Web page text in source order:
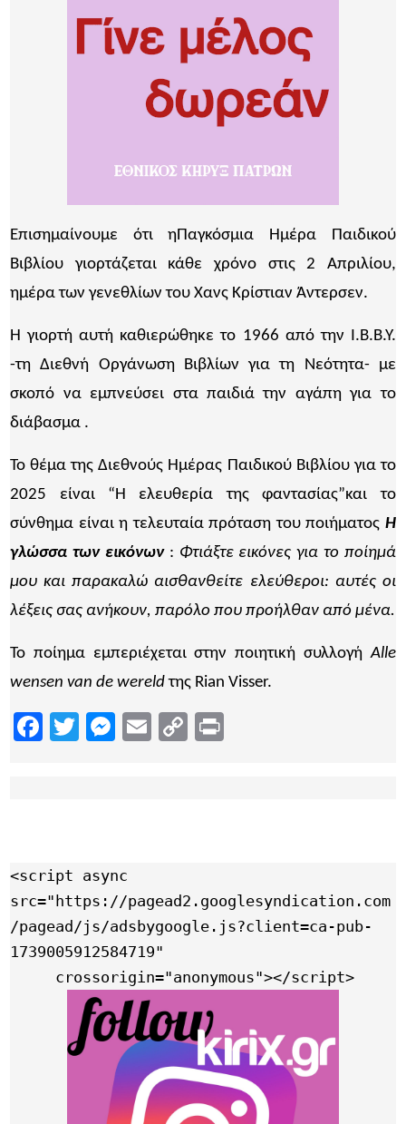
Επισημαίνουμε ότι ηΠαγκόσμια Ημέρα Παιδικού
Βιβλίου γιορτάζεται κάθε χρόνο στις 2 Απριλίου,
ημέρα των γενεθλίων του Χανς Κρίστιαν Άντερσεν.
Η γιορτή αυτή καθιερώθηκε το 1966 από την Ι.Β.Β.Υ.
-τη Διεθνή Οργάνωση Βιβλίων για τη Νεότητα- με
σκοπό να εμπνεύσει στα παιδιά την αγάπη για το
διάβασμα .
Το θέμα της Διεθνούς Ημέρας Παιδικού Βιβλίου για το
2025 είναι “Η ελευθερία της φαντασίας”και το
σύνθημα είναι η τελευταία πρόταση του ποιήματος Η
γλώσσα των εικόνων : Φτιάξτε εικόνες για το ποίημά
μου και παρακαλώ αισθανθείτε ελεύθεροι: αυτές οι
λέξεις σας ανήκουν, παρόλο που προήλθαν από μένα.
Το ποίημα εμπεριέχεται στην ποιητική συλλογήAlle
wensen van de wereldτης Rian Visser.
Facebook
TwitterMessenger
EmailCopy
<script async
src="https://pagead2.googlesyndication.com
/pagead/js/adsbygoogle.js?client=ca-pub-
1739005912584719"
     crossorigin="anonymous"></script>